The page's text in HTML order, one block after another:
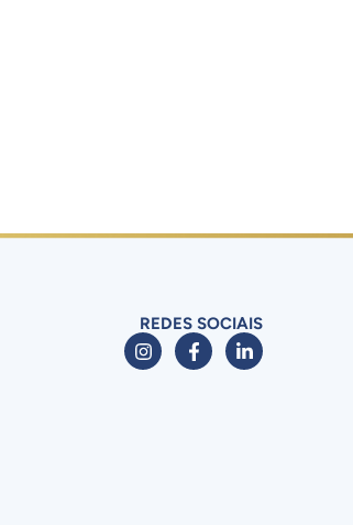
REDES SOCIAIS